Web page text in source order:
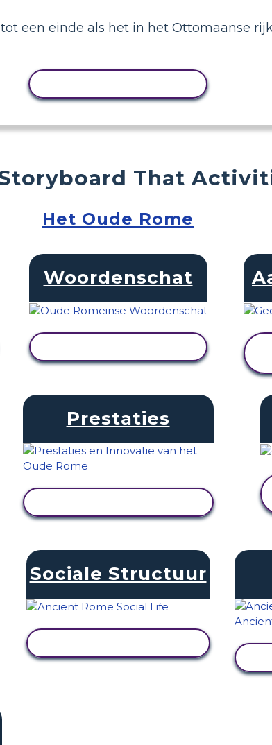
een einde als het in het Ottomaanse
That
Het Oude Rome
Woordenschat
Prestaties
Sociale Structuur